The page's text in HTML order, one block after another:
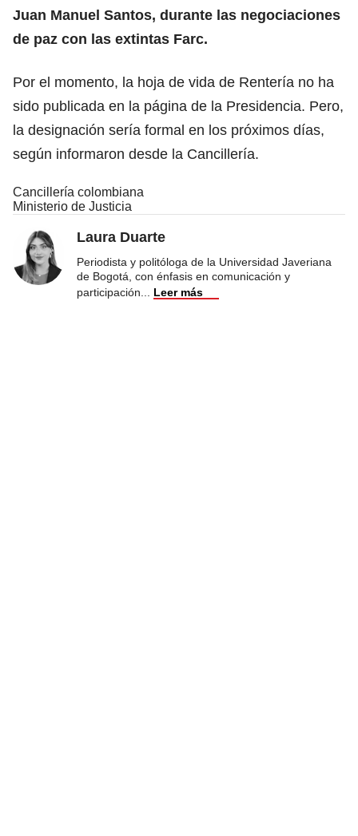
Juan Manuel Santos, durante las negociaciones
de paz con las extintas Farc.
Por el momento, la hoja de vida de Rentería no ha
sido publicada en la página de la Presidencia. Pero,
la designación sería formal en los próximos días,
según informaron desde la Cancillería.
Cancillería colombiana
Ministerio de Justicia
Laura Duarte
Periodista y politóloga de la Universidad Javeriana
de Bogotá, con énfasis en comunicación y
participación
Leer más